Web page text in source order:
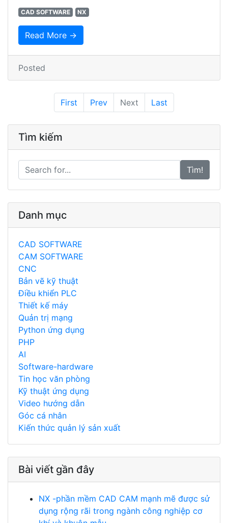
CAD SOFTWARE NX
Read More →
Posted
First Prev Next Last
Tìm kiếm
Tìm!
Danh mục
CAD SOFTWARE
CAM SOFTWARE
CNC
Bản vẽ kỹ thuật
Điều khiển PLC
Thiết kế máy
Quản trị mạng
Python ứng dụng
PHP
AI
Software-hardware
Tin học văn phòng
Kỹ thuật ứng dụng
Video hướng dẫn
Góc cá nhân
Kiến thức quản lý sản xuất
Bài viết gần đây
NX -phần mềm CAD CAM mạnh mẽ được sử
dụng rộng rãi trong ngành công nghiệp cơ